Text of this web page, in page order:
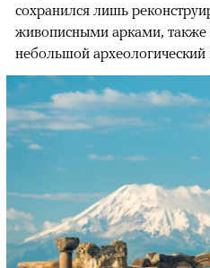
сохранился лишь
живописными арками, также
небольшой археологический